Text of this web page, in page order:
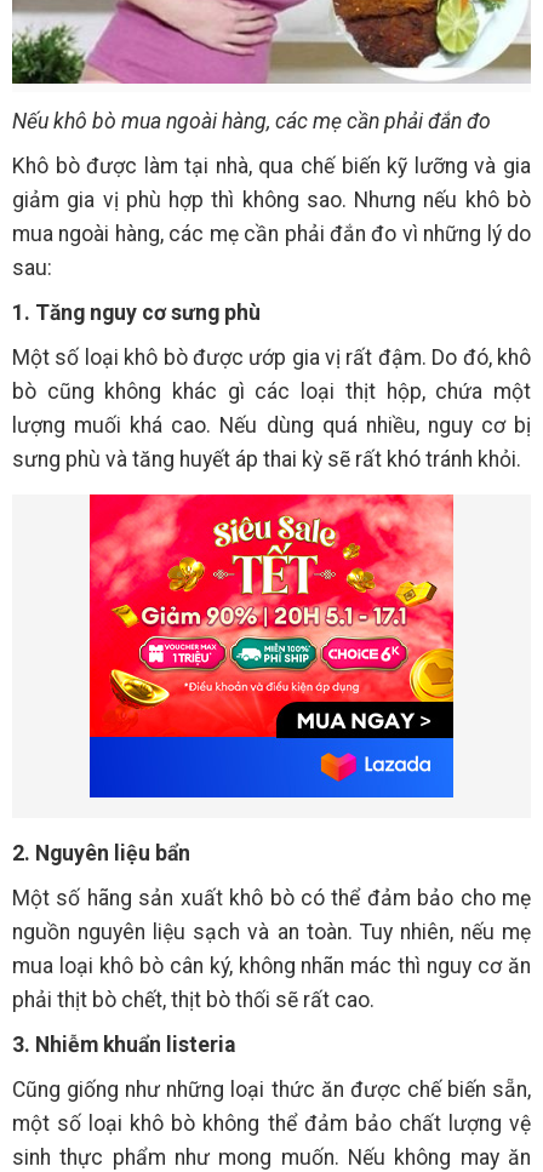
Nếu khô bò mua ngoài hàng, các mẹ cần phải đắn đo
Khô bò được làm tại nhà, qua chế biến kỹ lưỡng và gia
giảm gia vị phù hợp thì không sao. Nhưng nếu khô bò
mua ngoài hàng, các mẹ cần phải đắn đo vì những lý do
sau:
1. Tăng nguy cơ sưng phù
Một số loại khô bò được ướp gia vị rất đậm. Do đó, khô
bò cũng không khác gì các loại thịt hộp, chứa một
lượng muối khá cao. Nếu dùng quá nhiều, nguy cơ bị
sưng phù và tăng huyết áp thai kỳ sẽ rất khó tránh khỏi.
2. Nguyên liệu bẩn
Một số hãng sản xuất khô bò có thể đảm bảo cho mẹ
nguồn nguyên liệu sạch và an toàn. Tuy nhiên, nếu mẹ
mua loại khô bò cân ký, không nhãn mác thì nguy cơ ăn
phải thịt bò chết, thịt bò thối sẽ rất cao.
3. Nhiễm khuẩn listeria
Cũng giống như những loại thức ăn được chế biến sẵn,
một số loại khô bò không thể đảm bảo chất lượng vệ
sinh thực phẩm như mong muốn. Nếu không may ăn